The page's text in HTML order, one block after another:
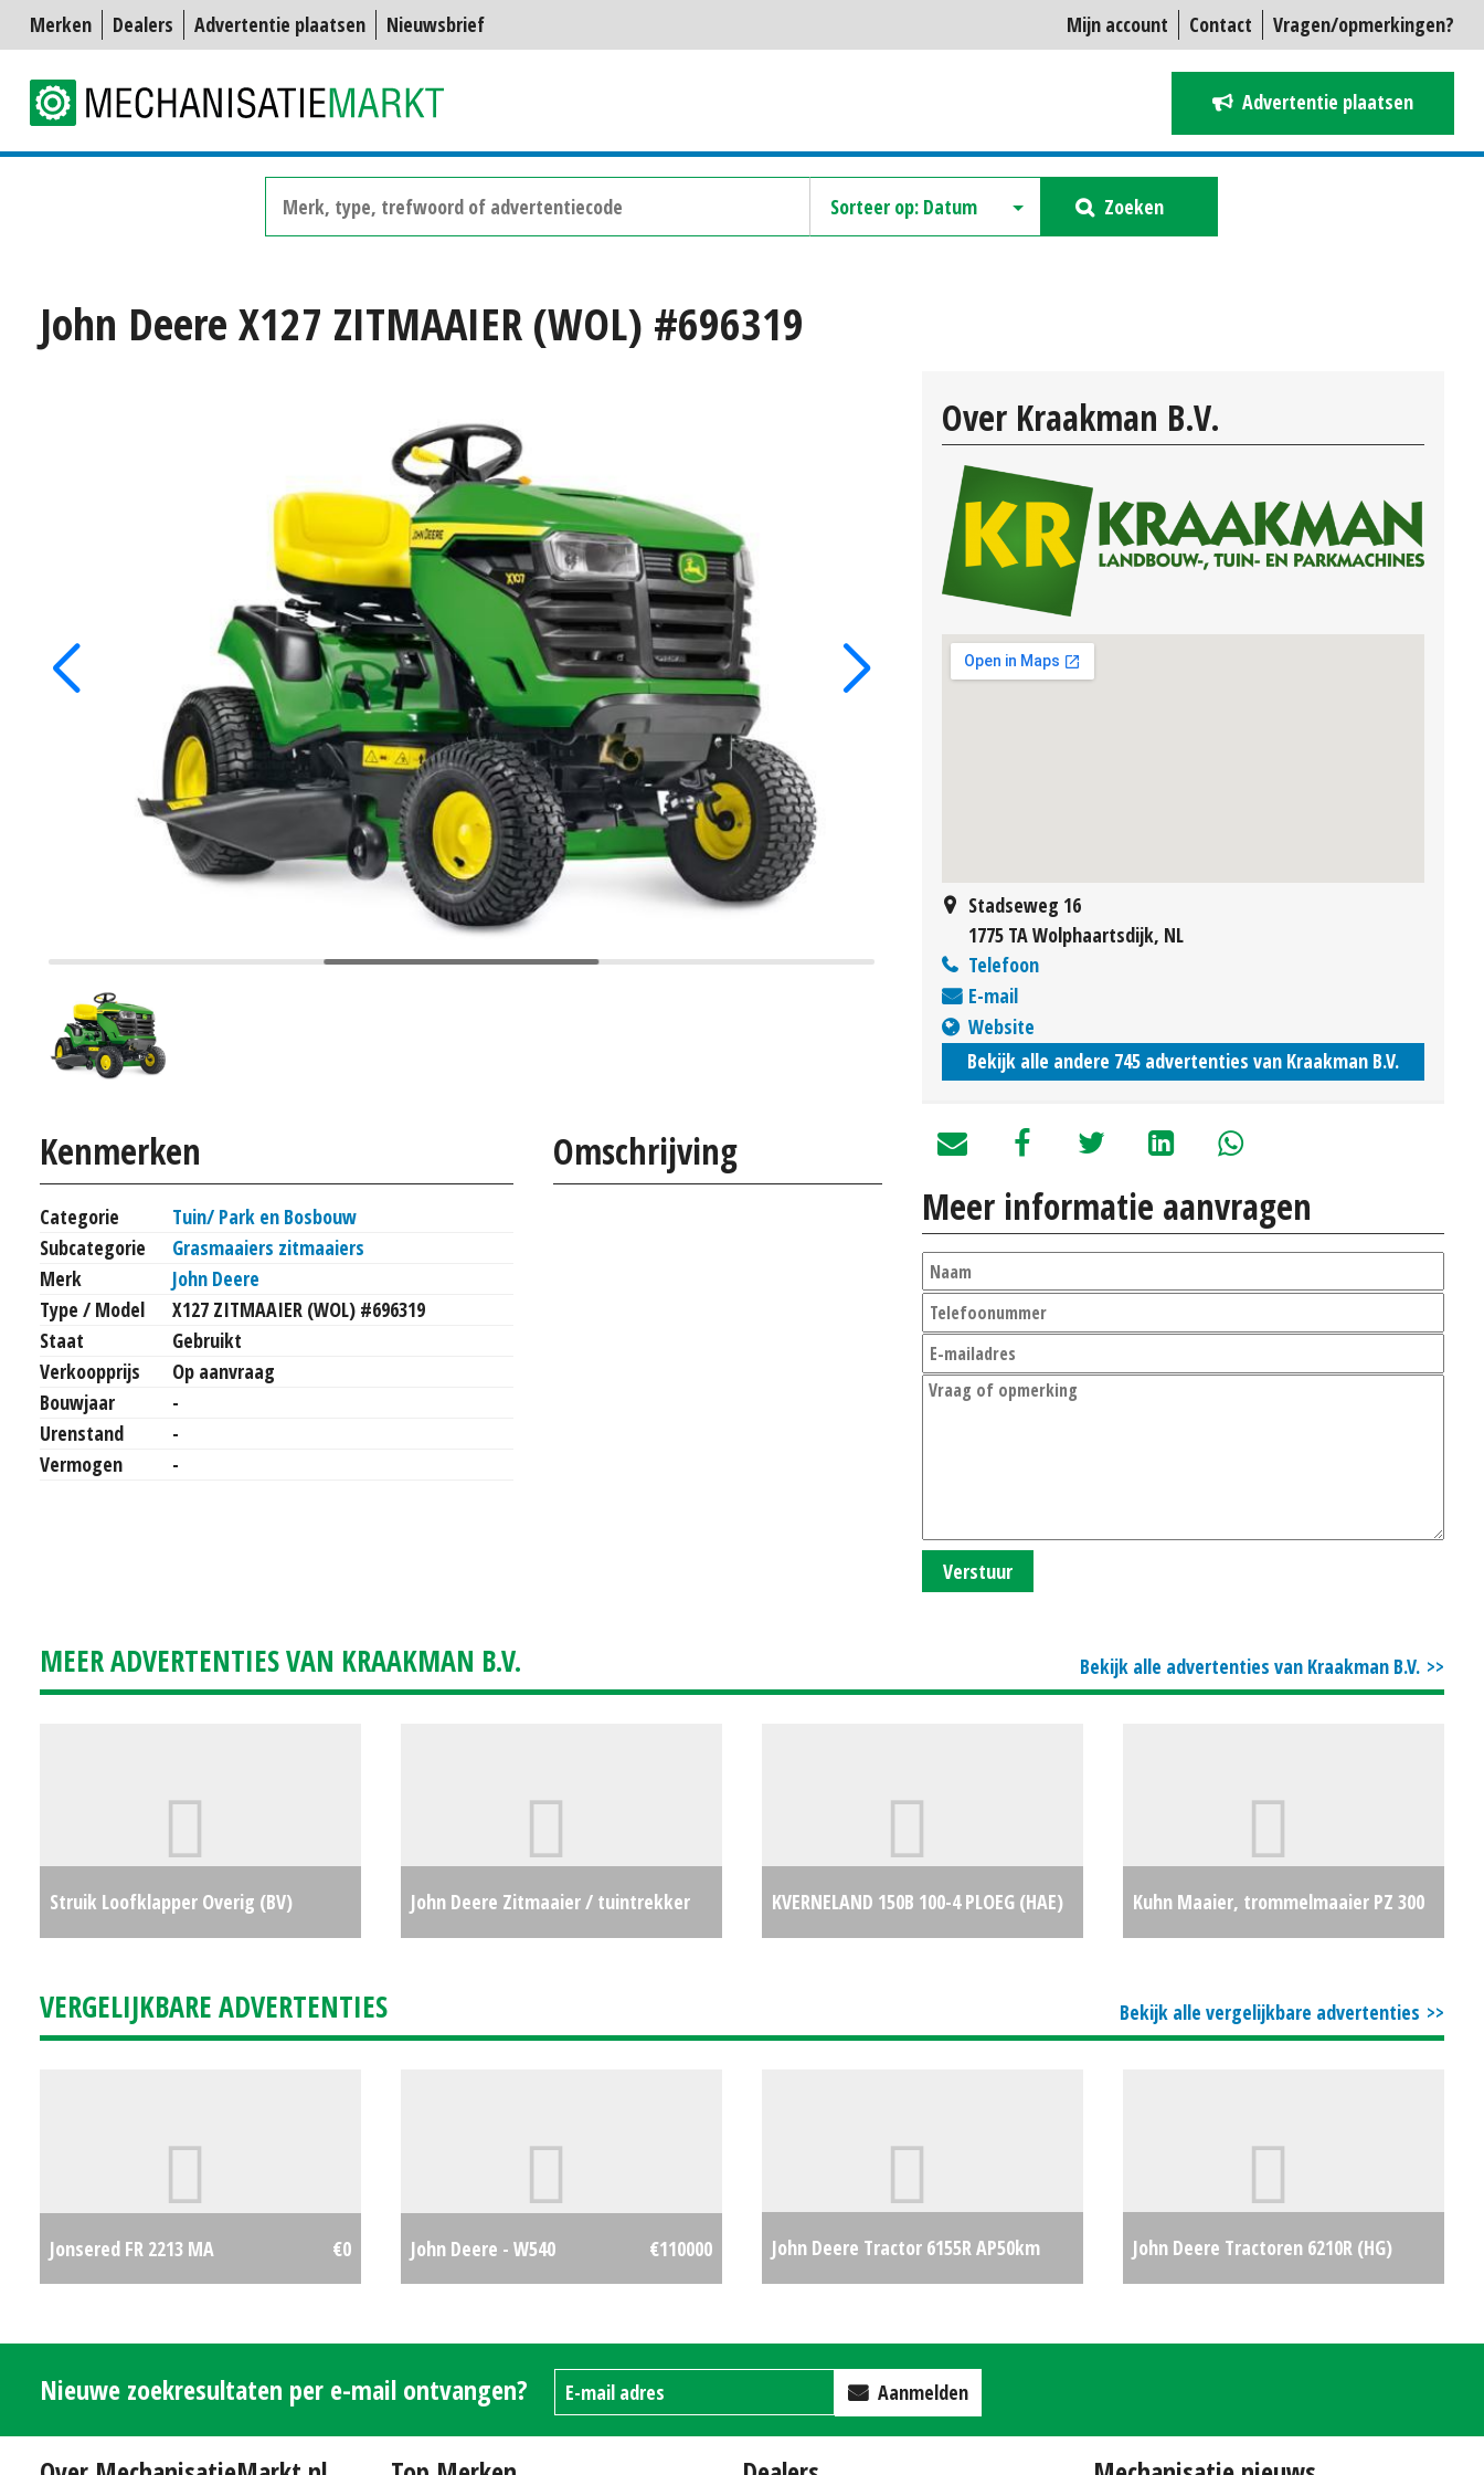
Mijn account Contact Vragen/opmerkingen?
Merken Dealers Advertentie plaatsen Nieuwsbrief
Advertentie plaatsen
Zoeken
John Deere X127 ZITMAAIER (WOL) #696319
Kenmerken
Categorie
Tuin/ Park en Bosbouw
Subcategorie
Grasmaaiers zitmaaiers
Merk
John Deere
Type / Model
X127 ZITMAAIER (WOL) #696319
Staat
Gebruikt
Verkoopprijs
Op aanvraag
Bouwjaar
-
Urenstand
-
Vermogen
-
Omschrijving
Over Kraakman B.V.
Stadseweg 16
1775 TA Wolphaartsdijk, NL
Telefoon
E-mail
Website
Bekijk alle andere 745 advertenties van Kraakman B.V.
Meer informatie aanvragen
Verstuur
Bekijk alle advertenties van Kraakman B.V.
MEER ADVERTENTIES VAN KRAAKMAN B.V.
Struik Loofklapper Overig (BV)
John Deere Zitmaaier / tuintrekker
KVERNELAND 150B 100-4 PLOEG (HAE)
Kuhn Maaier, trommelmaaier PZ 300
Bekijk alle vergelijkbare advertenties
VERGELIJKBARE ADVERTENTIES
Jonsered FR 2213 MA €0 John Deere - W540 €110000
John Deere Tractor 6155R AP50km
John Deere Tractoren 6210R (HG)
Nieuwe zoekresultaten per e-mail ontvangen? Aanmelden